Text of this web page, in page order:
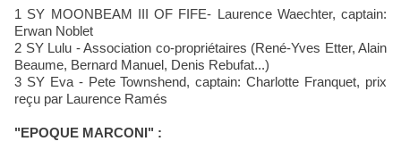
1 SY MOONBEAM III OF FIFE- Laurence Waechter, captain:
Erwan Noblet
2 SY Lulu - Association co-propriétaires (René-Yves Etter, Alain
Beaume, Bernard Manuel, Denis Rebufat...)
3 SY Eva - Pete Townshend, captain: Charlotte Franquet, prix
reçu par Laurence Ramés
"EPOQUE MARCONI" :